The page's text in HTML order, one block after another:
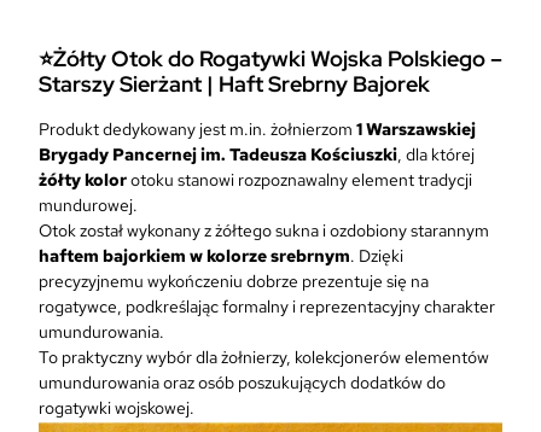
ó
ł
y
d
o
R
o
g
a
t
y
w
k
i
⭐Żółty Otok do Rogatywki Wojska Polskiego –
Starszy Sierżant | Haft Srebrny Bajorek
Produkt dedykowany jest m.in. żołnierzom 1 Warszawskiej
Brygady Pancernej im. Tadeusza Kościuszki, dla której
żółty kolorotoku stanowi rozpoznawalny element tradycji
mundurowej.
Otok został wykonany z żółtego sukna i ozdobiony starannym
haftem bajorkiem w kolorze srebrnym. Dzięki
precyzyjnemu wykończeniu dobrze prezentuje się na
rogatywce, podkreślając formalny i reprezentacyjny charakter
umundurowania.
To praktyczny wybór dla żołnierzy, kolekcjonerów elementów
umundurowania oraz osób poszukujących dodatków do
rogatywki wojskowej.